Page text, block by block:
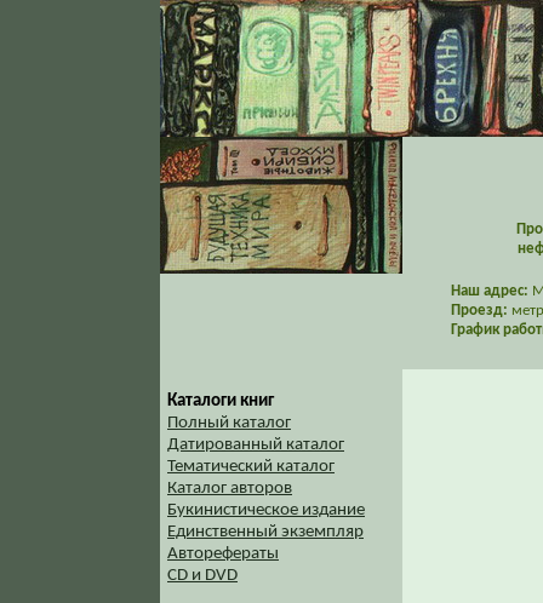
Наш адрес:
Проезд:
График
Каталоги книг
Полный каталог
Датированный каталог
Тематический каталог
Каталог авторов
Букинистическое издание
Единственный экземпляр
Авторефераты
CD и DVD